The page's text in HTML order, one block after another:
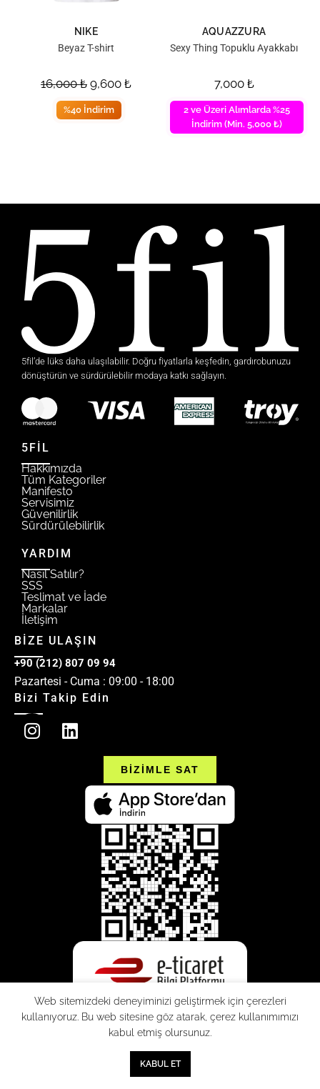
NIKE
Beyaz T-shirt
16,000₺ 9,600 ₺
%40 İndirim
AQUAZZURA
Sexy Thing Topuklu Ayakkabı
7,000 ₺
2 ve Üzeri Alımlarda %25
İndirim (Min. 5,000 ₺)
5fil’de lüks daha ulaşılabilir. Doğru fiyatlarla keşfedin, gardırobunuzu
dönüştürün ve sürdürülebilir modaya katkı sağlayın.
5FİL
Hakkımızda
Tüm Kategoriler
Manifesto
Servisimiz
Güvenilirlik
Sürdürülebilirlik
YARDIM
Nasıl Satılır?
SSS
Teslimat ve İade
Markalar
İletişim
BİZE ULAŞIN
+90 (212) 807 09 94
Pazartesi - Cuma : 09:00 - 18:00
Bizi Takip Edin
BİZİMLE SAT
Web sitemizdeki deneyiminizi geliştirmek için çerezleri
kullanıyoruz. Bu web sitesine göz atarak, çerez kullanımımızı
kabul etmiş olursunuz.
KABUL ET
Sepet